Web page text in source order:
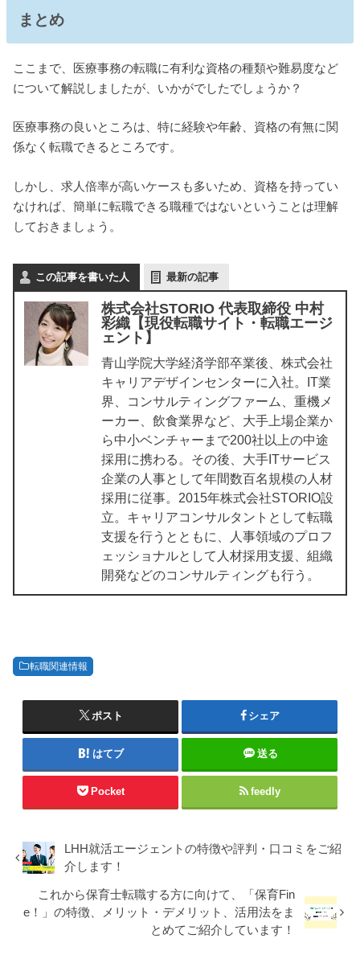
まとめ
ここまで、医療事務の転職に有利な資格の種類や難易度など
について解説しましたが、いかがでしたでしょうか？
医療事務の良いところは、特に経験や年齢、資格の有無に関
係なく転職できるところです。
しかし、求人倍率が高いケースも多いため、資格を持ってい
なければ、簡単に転職できる職種ではないということは理解
しておきましょう。
この記事を書いた人 最新の記事
株式会社STORIO 代表取締役 中村
彩織【現役転職サイト・転職エージ
ェント】
青山学院大学経済学部卒業後、株式会社
キャリアデザインセンターに入社。IT業
界、コンサルティングファーム、重機メ
ーカー、飲食業界など、大手上場企業か
ら中小ベンチャーまで200社以上の中途
採用に携わる。その後、大手ITサービス
企業の人事として年間数百名規模の人材
採用に従事。2015年株式会社STORIO設
立。キャリアコンサルタントとして転職
支援を行うとともに、人事領域のプロフ
ェッショナルとして人材採用支援、組織
開発などのコンサルティングも行う。
転職関連情報
ポスト シェア
はてブ 送る
Pocket feedly
LHH就活エージェントの特徴や評判・口コミをご紹
介します！
これから保育士転職する方に向けて、「保育Fin
e！」の特徴、メリット・デメリット、活用法をま
とめてご紹介しています！